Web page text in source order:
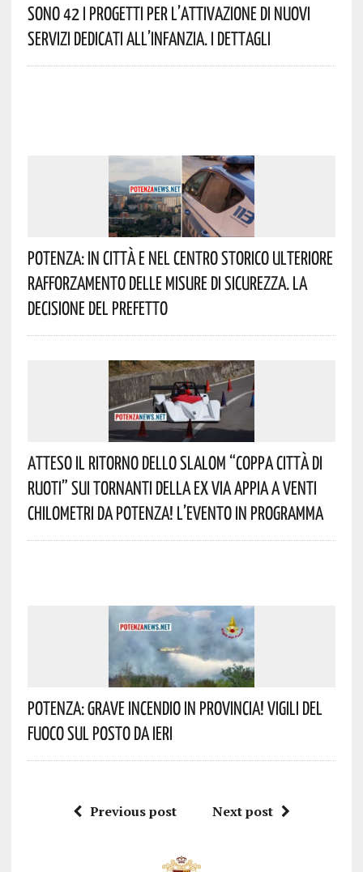
Sono 42 I Progetti Per L’attivazione Di Nuovi
Servizi Dedicati All’infanzia. I Dettagli
Potenza: In Città E Nel Centro Storico Ulteriore
Rafforzamento Delle Misure Di Sicurezza. La
Decisione Del Prefetto
Atteso Il Ritorno Dello Slalom “Coppa Città Di
Ruoti” Sui Tornanti Della Ex Via Appia A Venti
Chilometri Da Potenza! L’evento In Programma
Potenza: Grave Incendio In Provincia! Vigili Del
Fuoco Sul Posto Da Ieri
Previous post Next post